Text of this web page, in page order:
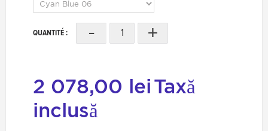
QUANTITÉ : - +
2 078,00 leiTaxă
inclusă